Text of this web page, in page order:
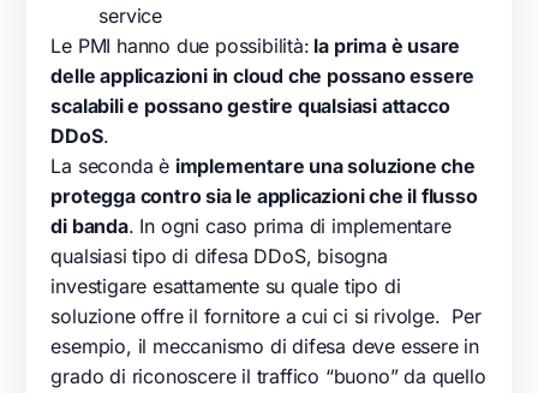
service
Le PMI hanno due possibilità: la prima è usare
delle applicazioni in cloud che possano essere
scalabili e possano gestire qualsiasi attacco
DDoS.
La seconda è implementare una soluzione che
protegga contro sia le applicazioni che il flusso
di banda. In ogni caso prima di implementare
qualsiasi tipo di difesa DDoS, bisogna
investigare esattamente su quale tipo di
soluzione offre il fornitore a cui ci si rivolge. Per
esempio, il meccanismo di difesa deve essere in
grado di riconoscere il traffico “buono” da quello